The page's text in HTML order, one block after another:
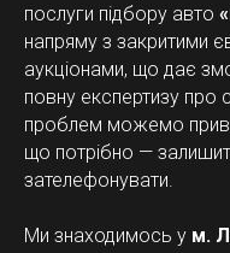
послуги підбору авто
напряму з закритими
аукціонами, що дає
повну експертизу про
проблем можемо
що потрібно —
зателефонувати.
Ми знаходимось у м.